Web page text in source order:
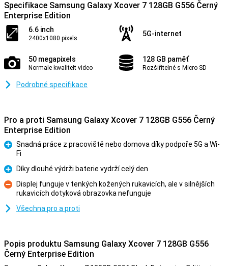
Specifikace Samsung Galaxy Xcover 7 128GB G556 Černý
Enterprise Edition
6.6 inch
2400x1080 pixels
5G-internet
50 megapixels
Normale kwaliteit video
128 GB paměť
Rozšiřitelné s Micro SD
Podrobné specifikace
Pro a proti Samsung Galaxy Xcover 7 128GB G556 Černý
Enterprise Edition
Snadná práce z pracoviště nebo domova díky podpoře 5G a Wi-
Fi
Pro
Díky dlouhé výdrži baterie vydrží celý den
Proti
Displej funguje v tenkých kožených rukavicích, ale v silnějších
rukavicích dotyková obrazovka nefunguje
Všechna pro a proti
Popis produktu Samsung Galaxy Xcover 7 128GB G556
Černý Enterprise Edition